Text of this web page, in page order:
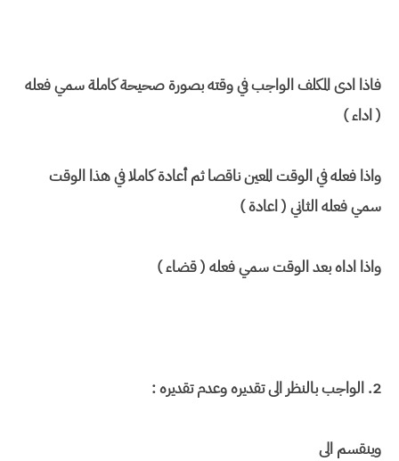
فاذا ادى المكلف الواجب في وقته بصورة صحيحة كاملة سمي فعله
( اداء )
واذا فعله في الوقت المعين ناقصا ثم أعادة كاملا في هذا الوقت
سمي فعله الثاني ( اعادة )
واذا اداه بعد الوقت سمي فعله ( قضاء )
2. الواجب بالنظر الى تقديره وعدم تقديره :
وينقسم الى